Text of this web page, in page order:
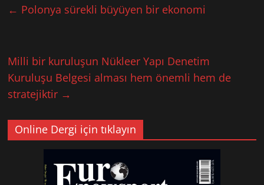
← Polonya sürekli büyüyen bir ekonomi
Milli bir kuruluşun Nükleer Yapı Denetim
Kuruluşu Belgesi alması hem önemli hem de
stratejiktir →
Online Dergi için tıklayın